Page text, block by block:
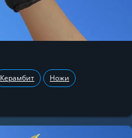
Керамбит Ножи